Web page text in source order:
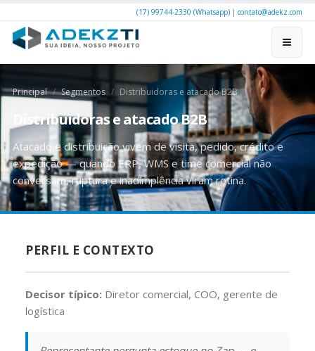
(17) 99744-2330 (Whatsapp) | contato@adekz.com
Principal Segmentos Distribuidoras e atacado B2B
Distribuidoras e atacado B2B
Atacado e distribuição vivem de visita, pedido, crédito e
expedição — quando ERP, WMS e time comercial não
conversam, ruptura e inadimplência viram rotina.
PERFIL E CONTEXTO
Decisor típico: Diretor comercial, COO, gerente de
logística